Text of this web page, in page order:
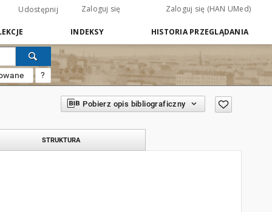
Udostępnij Zaloguj się Zaloguj się (HAN UMed)
INDEKSY HISTORIA PRZEGLĄDANIA
?
Pobierz opis bibliograficzny
STRUKTURA